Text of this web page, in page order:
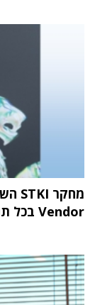
Vendor בכל תחומי שוק ה-IT